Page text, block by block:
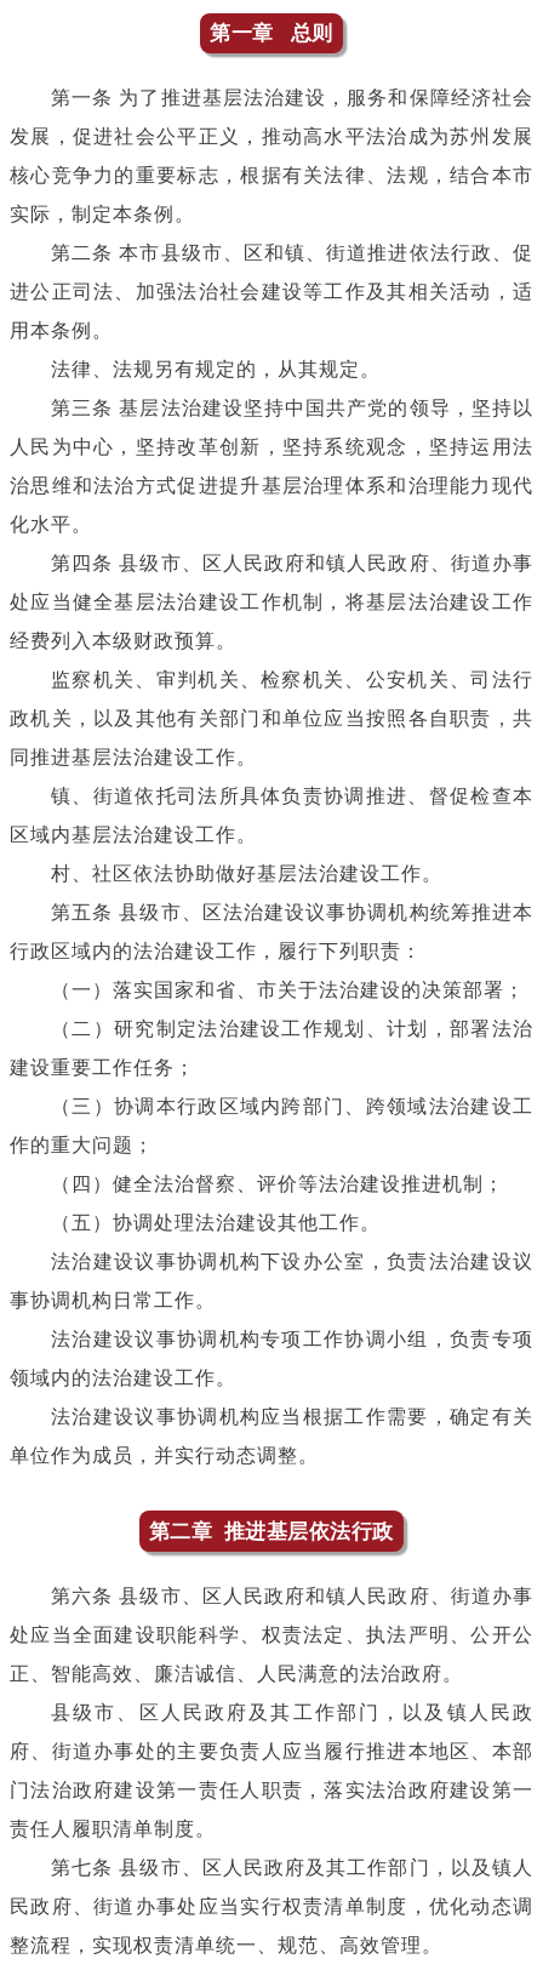
第一章 总则
第一条 为了推进基层法治建设，服务和保障经济社会
发展，促进社会公平正义，推动高水平法治成为苏州发展
核心竞争力的重要标志，根据有关法律、法规，结合本市
实际，制定本条例。
第二条 本市县级市、区和镇、街道推进依法行政、促
进公正司法、加强法治社会建设等工作及其相关活动，适
用本条例。
法律、法规另有规定的，从其规定。
第三条 基层法治建设坚持中国共产党的领导，坚持以
人民为中心，坚持改革创新，坚持系统观念，坚持运用法
治思维和法治方式促进提升基层治理体系和治理能力现代
化水平。
第四条 县级市、区人民政府和镇人民政府、街道办事
处应当健全基层法治建设工作机制，将基层法治建设工作
经费列入本级财政预算。
监察机关、审判机关、检察机关、公安机关、司法行
政机关，以及其他有关部门和单位应当按照各自职责，共
同推进基层法治建设工作。
镇、街道依托司法所具体负责协调推进、督促检查本
区域内基层法治建设工作。
村、社区依法协助做好基层法治建设工作。
第五条 县级市、区法治建设议事协调机构统筹推进本
行政区域内的法治建设工作，履行下列职责：
（一）落实国家和省、市关于法治建设的决策部署；
（二）研究制定法治建设工作规划、计划，部署法治
建设重要工作任务；
（三）协调本行政区域内跨部门、跨领域法治建设工
作的重大问题；
（四）健全法治督察、评价等法治建设推进机制；
（五）协调处理法治建设其他工作。
法治建设议事协调机构下设办公室，负责法治建设议
事协调机构日常工作。
法治建设议事协调机构专项工作协调小组，负责专项
领域内的法治建设工作。
法治建设议事协调机构应当根据工作需要，确定有关
单位作为成员，并实行动态调整。
第二章 推进基层依法行政
第六条 县级市、区人民政府和镇人民政府、街道办事
处应当全面建设职能科学、权责法定、执法严明、公开公
正、智能高效、廉洁诚信、人民满意的法治政府。
县级市、区人民政府及其工作部门，以及镇人民政
府、街道办事处的主要负责人应当履行推进本地区、本部
门法治政府建设第一责任人职责，落实法治政府建设第一
责任人履职清单制度。
第七条 县级市、区人民政府及其工作部门，以及镇人
民政府、街道办事处应当实行权责清单制度，优化动态调
整流程，实现权责清单统一、规范、高效管理。